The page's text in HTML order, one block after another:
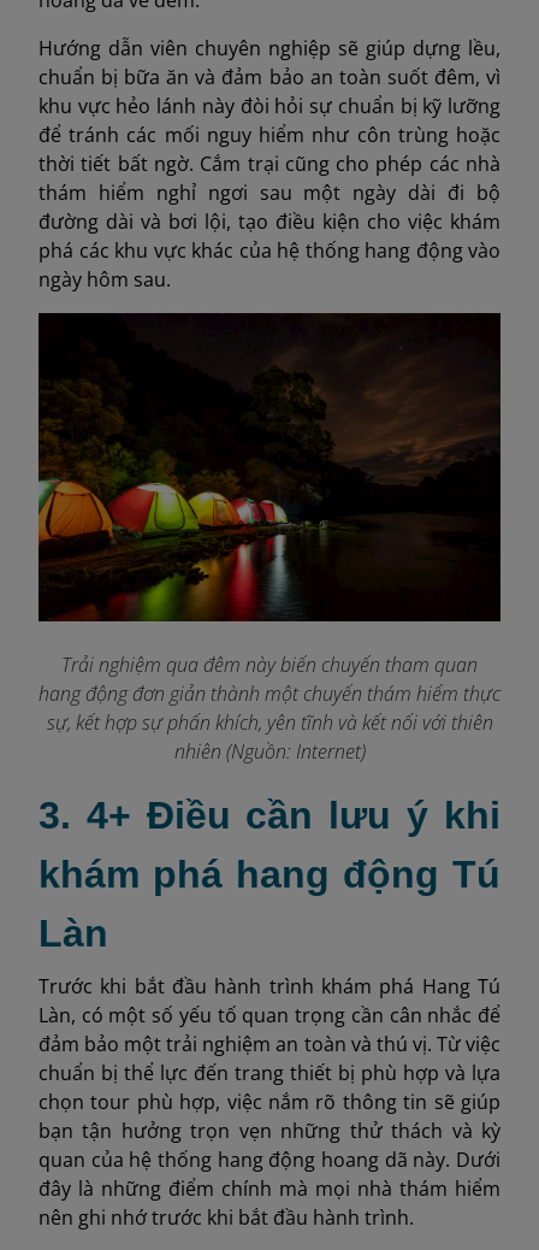
Hướng dẫn viên chuyên nghiệp sẽ giúp dựng lều,
chuẩn bị bữa ăn và đảm bảo an toàn suốt đêm, vì
khu vực hẻo lánh này đòi hỏi sự chuẩn bị kỹ lưỡng
để tránh các mối nguy hiểm như côn trùng hoặc
thời tiết bất ngờ. Cắm trại cũng cho phép các nhà
thám hiểm nghỉ ngơi sau một ngày dài đi bộ
đường dài và bơi lội, tạo điều kiện cho việc khám
phá các khu vực khác của hệ thống hang động vào
ngày hôm sau.
Trải nghiệm qua đêm này biến chuyến tham quan
hang động đơn giản thành một chuyến thám hiểm thực
sự, kết hợp sự phấn khích, yên tĩnh và kết nối với thiên
nhiên (Nguồn: Internet)
3. 4+ Điều cần lưu ý khi
khám phá hang động Tú
Làn
Trước khi bắt đầu hành trình khám phá Hang Tú
Làn, có một số yếu tố quan trọng cần cân nhắc để
đảm bảo một trải nghiệm an toàn và thú vị. Từ việc
chuẩn bị thể lực đến trang thiết bị phù hợp và lựa
chọn tour phù hợp, việc nắm rõ thông tin sẽ giúp
bạn tận hưởng trọn vẹn những thử thách và kỳ
quan của hệ thống hang động hoang dã này. Dưới
đây là những điểm chính mà mọi nhà thám hiểm
nên ghi nhớ trước khi bắt đầu hành trình.